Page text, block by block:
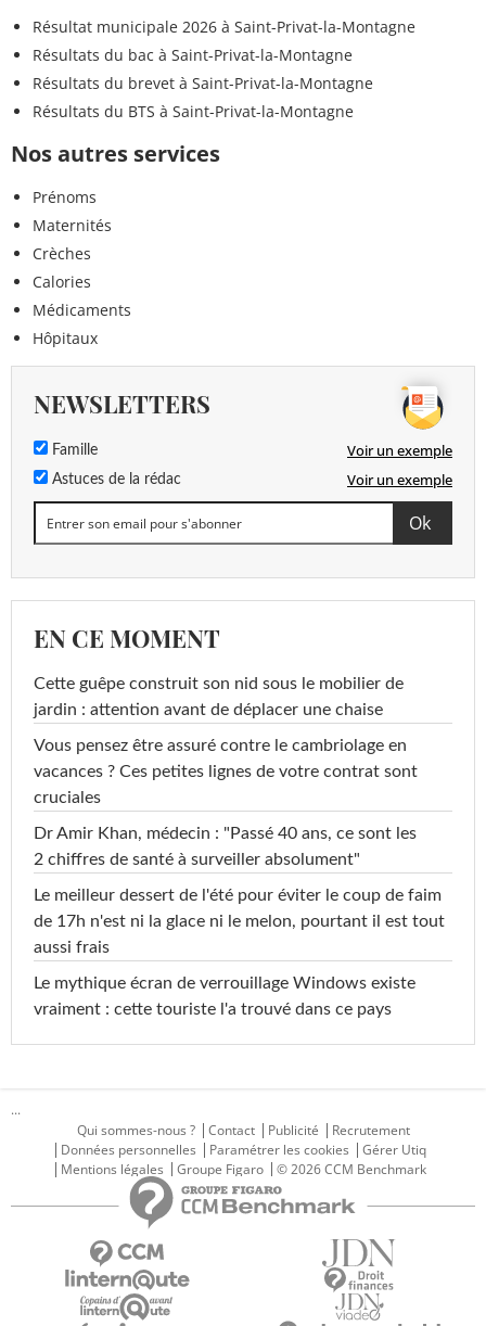
Résultat municipale 2026 à Saint-Privat-la-Montagne
Résultats du bac à Saint-Privat-la-Montagne
Résultats du brevet à Saint-Privat-la-Montagne
Résultats du BTS à Saint-Privat-la-Montagne
Nos autres services
Prénoms
Maternités
Crèches
Calories
Médicaments
Hôpitaux
NEWSLETTERS
Famille Voir un exemple
Astuces de la rédac Voir un exemple
EN CE MOMENT
Cette guêpe construit son nid sous le mobilier de
jardin : attention avant de déplacer une chaise
Vous pensez être assuré contre le cambriolage en
vacances ? Ces petites lignes de votre contrat sont
cruciales
Dr Amir Khan, médecin : "Passé 40 ans, ce sont les
2 chiffres de santé à surveiller absolument"
Le meilleur dessert de l'été pour éviter le coup de faim
de 17h n'est ni la glace ni le melon, pourtant il est tout
aussi frais
Le mythique écran de verrouillage Windows existe
vraiment : cette touriste l'a trouvé dans ce pays
...
Qui sommes-nous ?
Contact Publicité
Recrutement
Données personnelles
Paramétrer les cookies
Gérer Utiq
Mentions légales
Groupe Figaro © 2026 CCM Benchmark